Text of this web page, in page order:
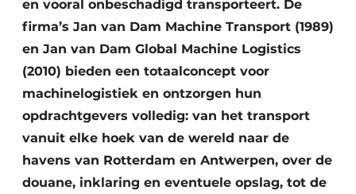
en vooral onbeschadigd transporteert. De
firma’s Jan van Dam Machine Transport (1989)
en Jan van Dam Global Machine Logistics
(2010) bieden een totaalconcept voor
machinelogistiek en ontzorgen hun
opdrachtgevers volledig: van het transport
vanuit elke hoek van de wereld naar de
havens van Rotterdam en Antwerpen, over de
douane, inklaring en eventuele opslag, tot de